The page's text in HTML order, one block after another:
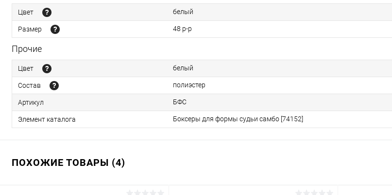
Цвет белый
Размер 48 р-р
Прочие
Цвет белый
Состав полиэстер
Артикул БФС
Элемент каталога Боксеры для формы судьи самбо [74152]
ПОХОЖИЕ ТОВАРЫ (4)